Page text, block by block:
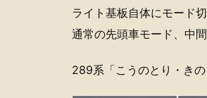
ライト基板自体にモード
通常の先頭車モード、中
289系「こうのとり・き